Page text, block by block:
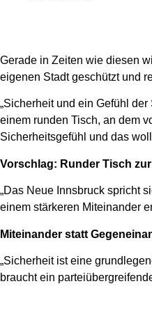
Gerade in Zeiten wie diesen
eigenen Stadt geschützt und
„Sicherheit und ein Gefühl
einem runden Tisch, an dem
Sicherheitsgefühl und das
Vorschlag: Runder Tisch
„Das Neue Innsbruck spricht
einem stärkeren Miteinander
Miteinander statt
„Sicherheit ist eine
braucht ein